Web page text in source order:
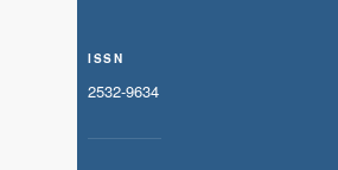
ISSN
2532-9634